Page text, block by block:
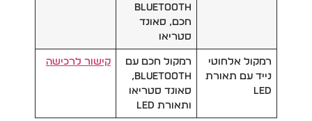
Bluetooth
חכם, סאונד
סטריאו
רמקול אלחוטי
נייד עם תאורת
LED
רמקול חכם עם
Bluetooth,
סאונד סטריאו
ותאורת LED
קישור לרכישה